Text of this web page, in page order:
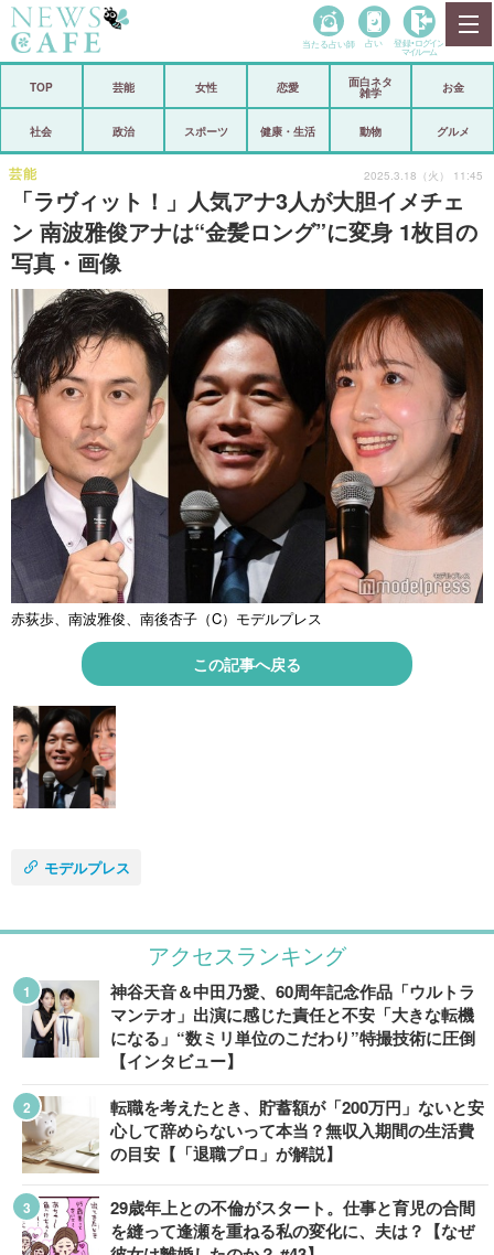
政治
芸能 スポーツ
恋愛
コメントポスト アリ／ナシ
リリース ショップ
登録・ログイン/マイルーム
当たる占い師 占い 登録• ログイン
マイルーム
TOP 芸能 女性 恋愛
面白ネタ
雑学
お金
社会 政治 スポーツ 健康・生活 動物 グルメ
「ラヴィット！」人気アナ3人が大胆イメチェ
ン 南波雅俊アナは“金髪ロング”に変身 1枚目の
写真・画像
芸能 2025.3.18（火） 11:45
赤荻歩、南波雅俊、南後杏子（C）モデルプレス
この記事へ戻る
モデルプレス
アクセスランキング
神谷天音＆中田乃愛、60周年記念作品「ウルトラ
マンテオ」出演に感じた責任と不安「大きな転機
になる」“数ミリ単位のこだわり”特撮技術に圧倒
【インタビュー】
転職を考えたとき、貯蓄額が「200万円」ないと安
心して辞めらないって本当？無収入期間の生活費
の目安【「退職プロ」が解説】
29歳年上との不倫がスタート。仕事と育児の合間
を縫って逢瀬を重ねる私の変化に、夫は？【なぜ